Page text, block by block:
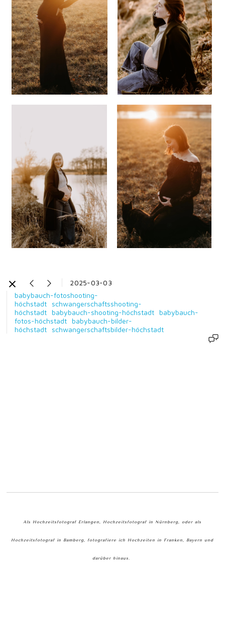
2025-03-03
babybauch-fotoshooting-
höchstadt
schwangerschaftsshooting-
höchstadt
babybauch-shooting-höchstadt
babybauch-
fotos-höchstadt
babybauch-bilder-
höchstadt
schwangerschaftsbilder-höchstadt
Als Hochzeitsfotograf Erlangen, Hochzeitsfotograf in Nürnberg, oder als
Hochzeitsfotograf in Bamberg, fotografiere ich Hochzeiten in Franken, Bayern und
darüber hinaus.